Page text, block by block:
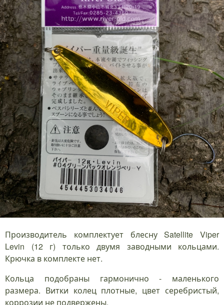
Производитель комплектует блесну Satellite Viper
Levin (12 г) только двумя заводными кольцами.
Крючка в комплекте нет.
Кольца подобраны гармонично - маленького
размера. Витки колец плотные, цвет серебристый,
коррозии не подвержены.